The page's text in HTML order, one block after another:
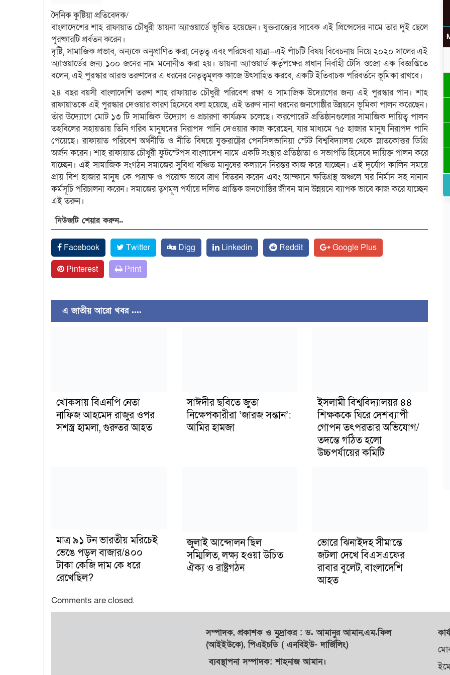
দৈনিক কুষ্টিয়া প্রতিবেদক/
বাংলাদেশের শাহ রাফায়াত চৌধুরী ডায়না অ্যাওয়ার্ডে ভূষিত হয়েছেন। যুক্তরাজ্যের সাবেক এই প্রিন্সেসের নামে তার দুই ছেলে
পুরষ্কারটি প্রর্বতন করেন।
দৃষ্টি, সামাজিক প্রভাব, অন্যকে অনুপ্রাণিত করা, নেতৃত্ব এবং পরিষেবা যাত্রা—এই পাঁচটি বিষয় বিবেচনায় নিয়ে ২০২০ সালের এই
অ্যাওয়ার্ডের জন্য ১০০ জনের নাম মনোনীত করা হয়। ডায়না অ্যাওয়ার্ড কর্তৃপক্ষের প্রধান নির্বাহী টেসি ওজো এক বিজ্ঞপ্তিতে
বলেন, এই পুরস্কার আরও তরুণদের এ ধরনের নেতৃত্বমূলক কাজে উৎসাহিত করবে, একটি ইতিবাচক পরিবর্তনে ভূমিকা রাখবে।
২৪ বছর বয়সী বাংলাদেশি তরুণ শাহ রাফায়াত চৌধুরী পরিবেশ রক্ষা ও সামাজিক উদ্যোগের জন্য এই পুরস্কার পান। শাহ
রাফায়াতকে এই পুরস্কার দেওয়ার কারণ হিসেবে বলা হয়েছে, এই তরুণ নানা ধরনের জনগোষ্ঠীর উন্নয়নে ভূমিকা পালন করেছেন।
তাঁর উদ্যোগে মোট ১৩ টি সামাজিক উদ্যোগ ও প্রচারণা কার্যক্রম চলেছে। করপোরেট প্রতিষ্ঠানগুলোর সামাজিক দায়িত্ব পালন
তহবিলের সহায়তায় তিনি গরিব মানুষদের নিরাপদ পানি দেওয়ার কাজ করেছেন, যার মাধ্যমে ৭৫ হাজার মানুষ নিরাপদ পানি
পেয়েছে। রাফায়াত পরিবেশ অর্থনীতি ও নীতি বিষয়ে যুক্তরাষ্ট্রের পেনসিলভানিয়া স্টেট বিশ্ববিদ্যালয় থেকে স্নাতকোত্তর ডিগ্রি
অর্জন করেন। শাহ রাফায়াত চৌধুরী ফুটস্টেপস বাংলাদেশ নামে একটি সংস্থার প্রতিষ্ঠাতা ও সভাপতি হিসেবে দায়িক্ত পালন করে
যাচ্ছেন। এই সামাজিক সংগঠন সমাজের সুবিধা বঞ্চিত মানুষের কল্যানে নিরন্তর কাজ করে যাচ্ছেন। এই দূর্যোগ কালিন সময়ে
প্রায় বিশ হাজার মানুষ কে পত্রাক্ষ ও পরোক্ষ ভাবে ত্রাণ বিতরন করেন এবং আম্ফানে ক্ষতিগ্রস্থ অঞ্চলে ঘর নির্মান সহ নানান
কর্মসূচি পরিচালনা করেন। সমাজের তৃণমূল পর্যায়ে দলিত প্রান্তিক জনগোষ্ঠির জীবন মান উন্নয়নে ব্যাপক ভাবে কাজ করে যাচ্ছেন
এই তরুন।
নিউজটি শেয়ার করুন..
Facebook Twitter Digg Linkedin Reddit
Google Plus
Pinterest
Print
এ জাতীয় আরো খবর ....
খোকসায় বিএনপি নেতা
নাফিজ আহমেদ রাজুর ওপর
সশস্ত্র হামলা, গুরুতর আহত
সাঈদীর ছবিতে জুতা
নিক্ষেপকারীরা ‘জারজ সন্তান’:
আমির হামজা
ইসলামী বিশ্ববিদ্যালয়র ৪৪
শিক্ষককে ঘিরে দেশব্যাপী
গোপন তৎপরতার অভিযোগ/
তদন্তে গঠিত হলো
উচ্চপর্যায়ের কমিটি
মাত্র ৯১ টন ভারতীয় মরিচেই
ভেঙে পড়ল বাজার/৪০০
টাকা কেজি দাম কে ধরে
রেখেছিল?
জুলাই আন্দোলন ছিল
সম্মিলিত, লক্ষ্য হওয়া উচিত
ঐক্য ও রাষ্ট্রগঠন
ভোরে ঝিনাইদহ সীমান্তে
জটলা দেখে বিএসএফের
রাবার বুলেট, বাংলাদেশি
আহত
Comments are closed.
সম্পাদক, প্রকাশকওমুদ্রাকর: ড. আমানুর আমান,এম.ফিল
(আইইউকে), পিএইচডি ( এনবিইউ- দার্জিলিং)
ব্যবস্থাপনা সম্পাদক: শাহনাজ আমান।